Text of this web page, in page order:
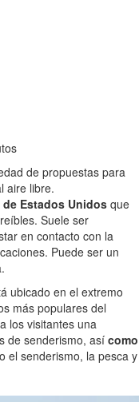
de propuestas para
aire libre.
Estados Unidos que
Suele ser
en contacto con la
Puede ser un
ubicado en el extremo
más populares del
los visitantes una
de senderismo, así como
el senderismo, la pesca y